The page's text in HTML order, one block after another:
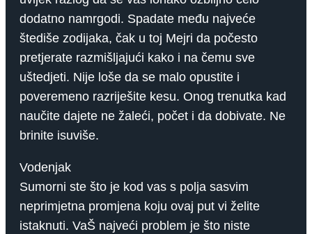
dodatno namrgodi. Spadate među najveće
štediše zodijaka, čak u toj Mejri da počesto
pretjerate razmišljajući kako i na čemu sve
uštedjeti. Nije loše da se malo opustite i
poveremeno razriješite kesu. Onog trenutka kad
naučite dajete ne žaleći, počet i da dobivate. Ne
brinite isuviše.
Vodenjak
Sumorni ste što je kod vas s polja sasvim
neprimjetna promjena koju ovaj put vi želite
istaknuti. VaŠ najveći problem je što niste